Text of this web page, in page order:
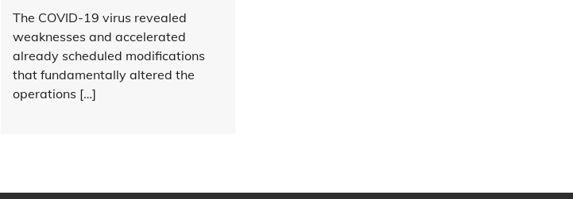
The COVID-19 virus revealed
weaknesses and accelerated
already scheduled modifications
that fundamentally altered the
operations […]